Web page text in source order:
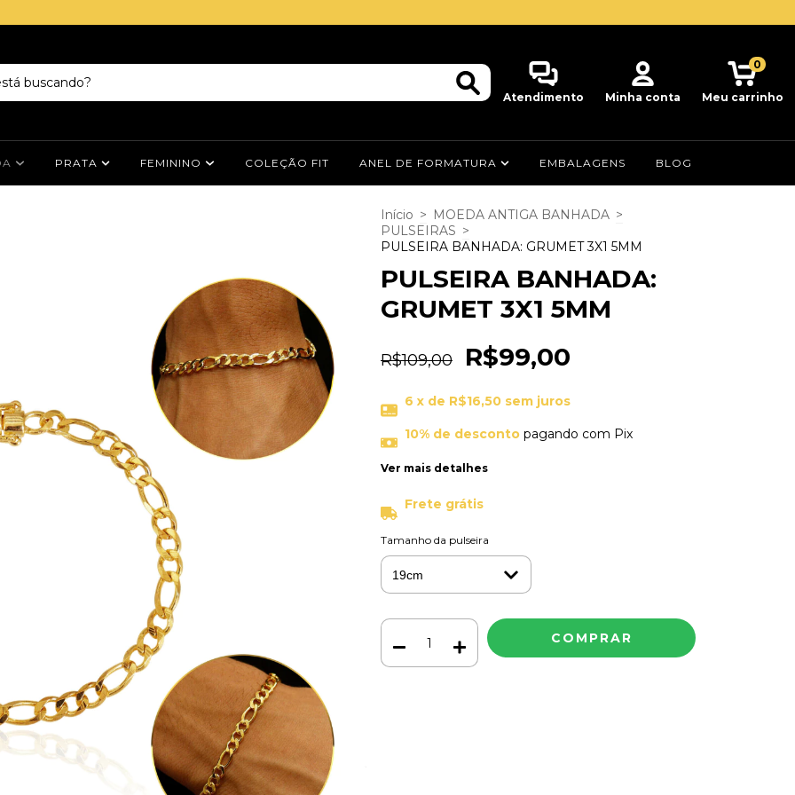
Atendimento Minha conta Meu carrinho
0
PRATA FEMININO COLEÇÃO FIT ANEL DE FORMATURA EMBALAGENS BLOG
Início > MOEDA ANTIGA BANHADA >
PULSEIRAS >
PULSEIRA BANHADA: GRUMET 3X1 5MM
PULSEIRA BANHADA:
GRUMET 3X1 5MM
R$109,00 R$99,00
6 x de R$16,50 sem juros
10% de descontopagando com Pix
Ver mais detalhes
Frete grátis
Tamanho da pulseira